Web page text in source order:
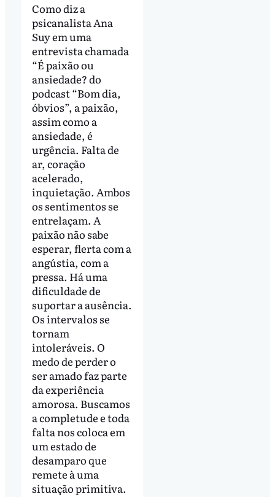
Como diz a
psicanalista Ana
Suy em uma
entrevista chamada
“É paixão ou
ansiedade? do
podcast “Bom dia,
óbvios”, a paixão,
assim como a
ansiedade, é
urgência. Falta de
ar, coração
acelerado,
inquietação. Ambos
os sentimentos se
entrelaçam. A
paixão não sabe
esperar, flerta com a
angústia, com a
pressa. Há uma
dificuldade de
suportar a ausência.
Os intervalos se
tornam
intoleráveis. O
medo de perder o
ser amado faz parte
da experiência
amorosa. Buscamos
a completude e toda
falta nos coloca em
um estado de
desamparo que
remete à uma
situação primitiva.